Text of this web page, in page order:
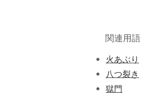
関連用語
火あぶり
​八つ裂き
獄門